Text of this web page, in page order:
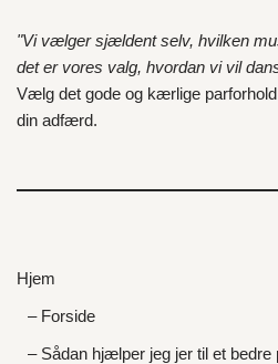
"Vi vælger sjældent selv, hvilken
det er vores valg, hvordan vi vil
Vælg det gode og kærlige
din adfærd.
Hjem
– Forside
– Sådan hjælper jeg jer til et bedre